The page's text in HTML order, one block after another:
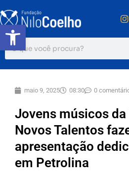
Abrir a barra de
maio 9, 2025 08:30 0
Jovens músicos da
Novos Talentos
apresentação
em Petrolina